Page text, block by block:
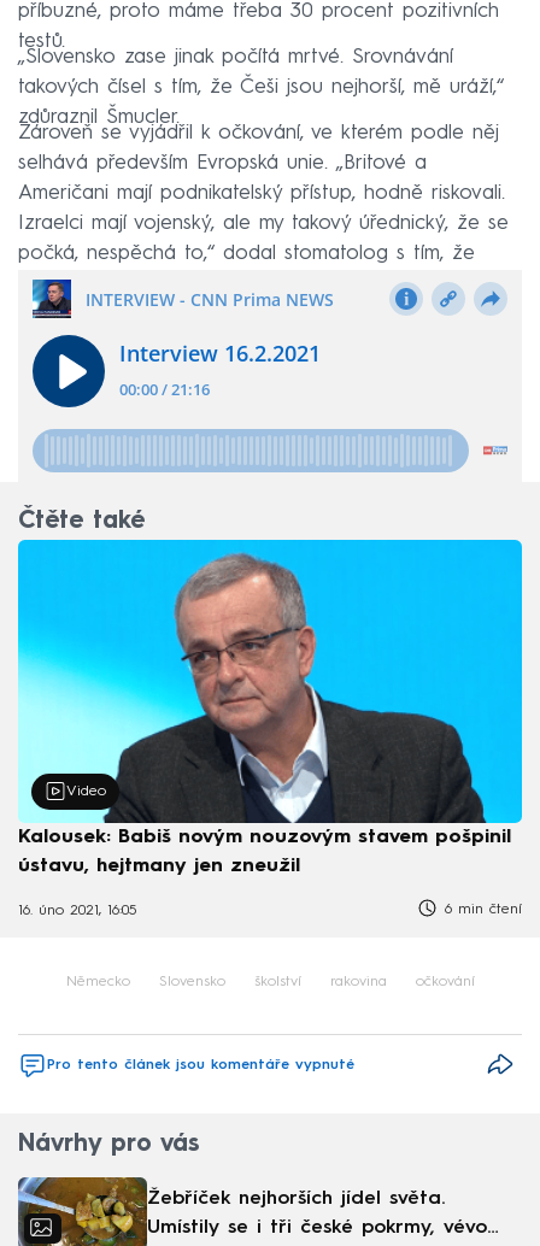
příbuzné, proto máme třeba 30 procent pozitivních
testů.
„Slovensko zase jinak počítá mrtvé. Srovnávání
takových čísel s tím, že Češi jsou nejhorší, mě uráží,“
zdůraznil Šmucler.
Zároveň se vyjádřil k očkování, ve kterém podle něj
selhává především Evropská unie. „Britové a
Američani mají podnikatelský přístup, hodně riskovali.
Izraelci mají vojenský, ale my takový úřednický, že se
počká, nespěchá to,“ dodal stomatolog s tím, že
Unie prohrává závod s časem.
Čtěte také
Video
Kalousek: Babiš novým nouzovým stavem pošpinil
ústavu, hejtmany jen zneužil
16. úno 2021, 16:05 6 min čtení
Německo Slovensko školství rakovina očkování
Pro tento článek jsou komentáře vypnuté
Návrhy pro vás
Žebříček nejhorších jídel světa.
Umístily se i tři české pokrmy, vévodí